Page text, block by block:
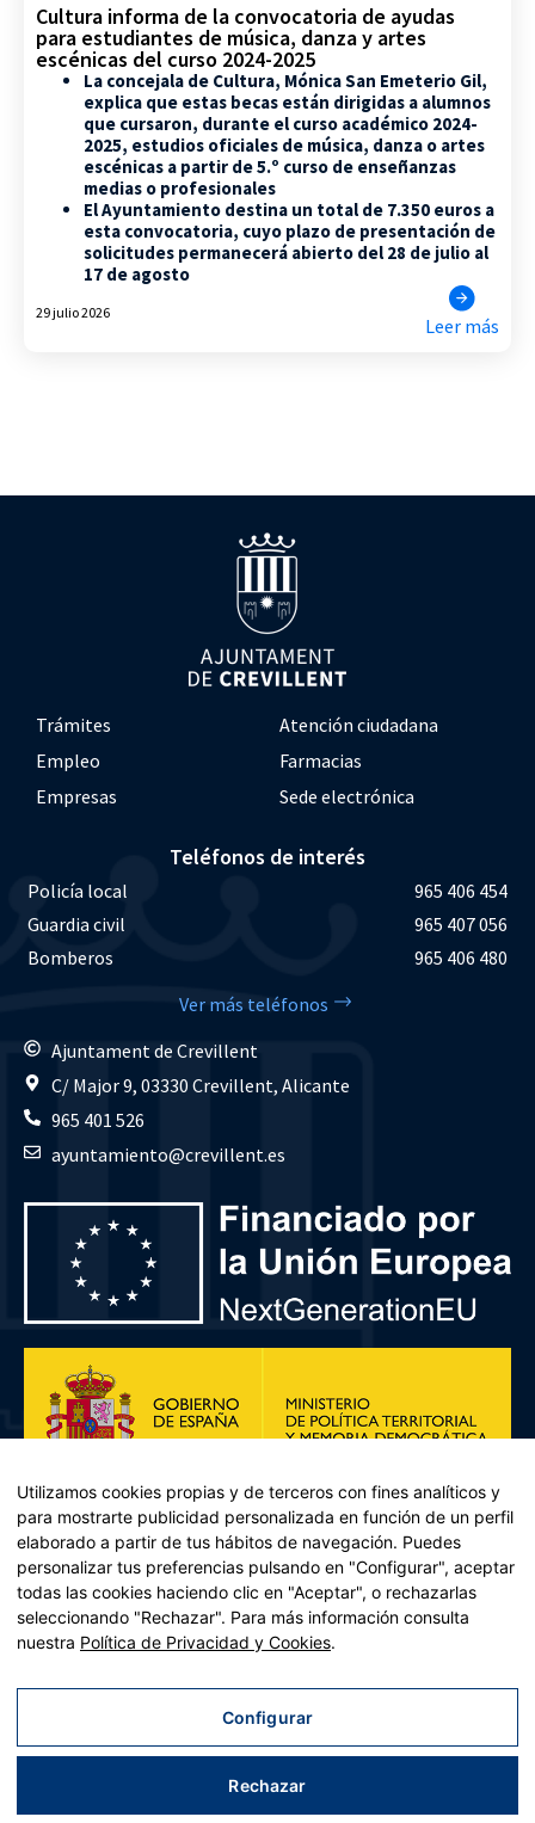
Cultura informa de la convocatoria de ayudas
para estudiantes de música, danza y artes
escénicas del curso 2024-2025
La concejala de Cultura, Mónica San Emeterio Gil,
explica que estas becas están dirigidas a alumnos
que cursaron, durante el curso académico 2024-
2025, estudios oficiales de música, danza o artes
escénicas a partir de 5.º curso de enseñanzas
medias o profesionales
El Ayuntamiento destina un total de 7.350 euros a
esta convocatoria, cuyo plazo de presentación de
solicitudes permanecerá abierto del 28 de julio al
17 de agosto
29 julio 2026
Leer más
Trámites
Atención ciudadana
Empleo
Farmacias
Empresas
Sede electrónica
Teléfonos de interés
Policía local
965 406 454
Guardia civil
965 407 056
Bomberos
965 406 480
Ver más teléfonos
Ajuntament de Crevillent
C/ Major 9, 03330 Crevillent, Alicante
965 401 526
ayuntamiento@crevillent.es
Plan de Recuperación, Transformación y Resiliencia – Financiado por
Recuperación y resiliencia, establecido por el Reglamento (UE)
2021/241 del Parlamento Europeo y del Consejo, de 12 de febrero
Utilizamos cookies propias y de terceros con fines analíticos y
para mostrarte publicidad personalizada en función de un perfil
elaborado a partir de tus hábitos de navegación. Puedes
personalizar tus preferencias pulsando en "Configurar", aceptar
todas las cookies haciendo clic en "Aceptar", o rechazarlas
seleccionando "Rechazar". Para más información consulta
nuestra Política de Privacidad y Cookies.
Configurar
Rechazar